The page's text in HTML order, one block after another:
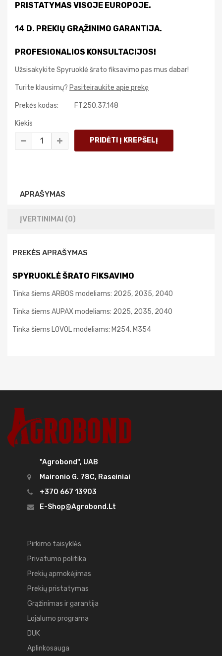
PRISTATYMAS VISOJE EUROPOJE.
14 D. PREKIŲ GRĄŽINIMO GARANTIJA.
PROFESIONALIOS KONSULTACIJOS!
Užsisakykite Spyruoklė šrato fiksavimo pas mus dabar!
Turite klausimų? Pasiteiraukite apie prekę
Prekės kodas: FT250.37.148
Kiekis
APRAŠYMAS
ĮVERTINIMAI (0)
PREKĖS APRAŠYMAS
SPYRUOKLĖ ŠRATO FIKSAVIMO
Tinka šiems ARBOS modeliams: 2025, 2035, 2040
Tinka šiems AUPAX modeliams: 2025, 2035, 2040
Tinka šiems LOVOL modeliams: M254, M354
"Agrobond", UAB
Maironio G. 78C, Raseiniai
+370 667 13903
E-Shop@agrobond.lt
Pirkimo taisyklės
Privatumo politika
Prekių apmokėjimas
Prekių pristatymas
Grąžinimas ir garantija
Lojalumo programa
DUK
Aplinkosauga